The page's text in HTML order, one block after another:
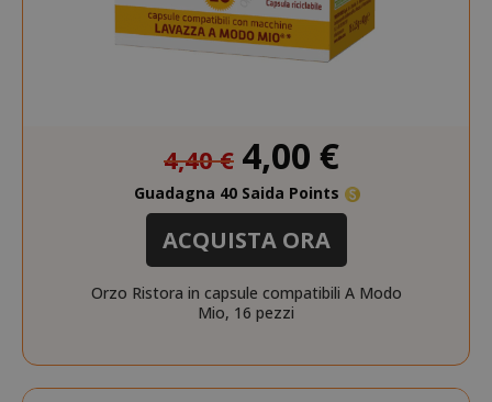
4,40 €
Prezzo
speciale
4,00 €
Guadagna 40 Saida Points
ACQUISTA ORA
Orzo Ristora in capsule compatibili A Modo
Mio, 16 pezzi